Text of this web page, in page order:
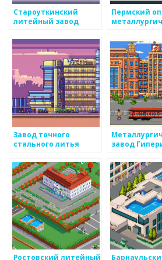
Староуткинский
литейный завод
Пермский
завод
Завод точного
стального литья
завод
Ростовский литейный